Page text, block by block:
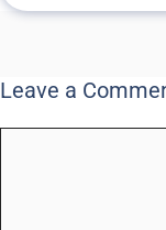
Leave a